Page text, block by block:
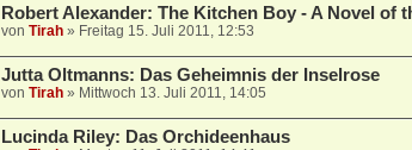
Robert Alexander: The Kitchen Boy - A Novel of
von Tirah» Freitag 15. Juli 2011, 12:53
Jutta Oltmanns: Das Geheimnis der Inselrose
von Tirah» Mittwoch 13. Juli 2011, 14:05
Lucinda Riley: Das Orchideenhaus